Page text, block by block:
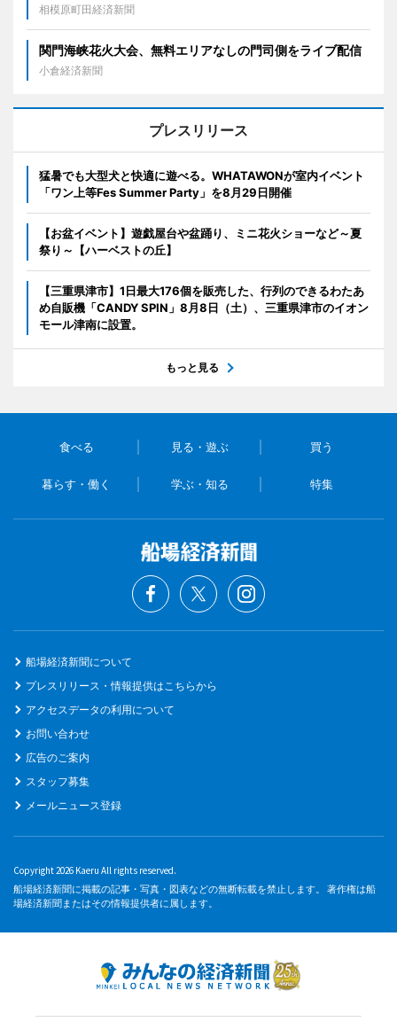
相模原町田経済新聞
関門海峡花火大会、無料エリアなしの門司側をライブ配信
小倉経済新聞
プレスリリース
猛暑でも大型犬と快適に遊べる。WHATAWONが室内イベント
「ワン上等Fes Summer Party」を8月29日開催
【お盆イベント】遊戯屋台や盆踊り、ミニ花火ショーなど～夏
祭り～【ハーベストの丘】
【三重県津市】1日最大176個を販売した、行列のできるわたあ
め自販機「CANDY SPIN」8月8日（土）、三重県津市のイオン
モール津南に設置。
もっと見る
食べる 見る・遊ぶ 買う
暮らす・働く 学ぶ・知る 特集
船場経済新聞について
プレスリリース・情報提供はこちらから
アクセスデータの利用について
お問い合わせ
広告のご案内
スタッフ募集
メールニュース登録
Copyright 2026 Kaeru All rights reserved.
船場経済新聞に掲載の記事・写真・図表などの無断転載を禁止します。 著作権は船
場経済新聞またはその情報提供者に属します。